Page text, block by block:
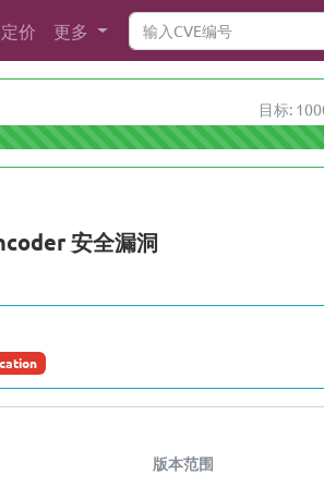
定价 更多
目标:
安全漏洞
版本范围